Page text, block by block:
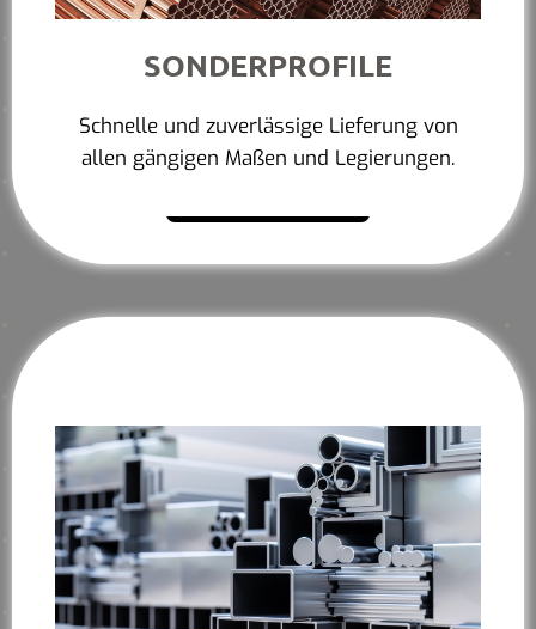
SONDERPROFILE
Schnelle und zuverlässige Lieferung von
allen gängigen Maßen und Legierungen.